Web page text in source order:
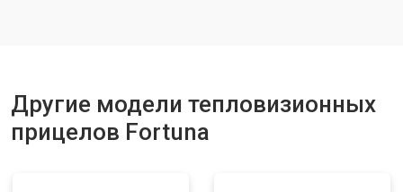
Другие модели тепловизионных
прицелов Fortuna